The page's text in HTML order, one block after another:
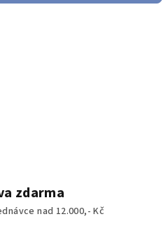
zdarma
nad 12.000,- Kč